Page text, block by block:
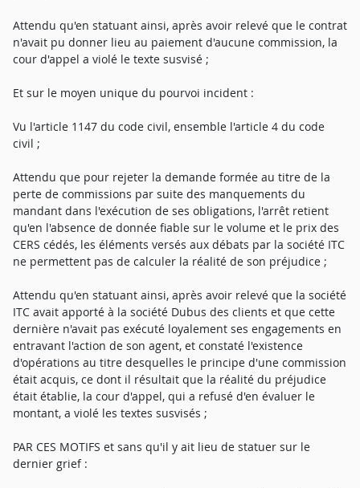
Attendu qu'en statuant ainsi, après avoir relevé que le contrat
n'avait pu donner lieu au paiement d'aucune commission, la
cour d'appel a violé le texte susvisé ;
Et sur le moyen unique du pourvoi incident :
Vu l'article 1147 du code civil, ensemble l'article 4 du code
civil ;
Attendu que pour rejeter la demande formée au titre de la
perte de commissions par suite des manquements du
mandant dans l'exécution de ses obligations, l'arrêt retient
qu'en l'absence de donnée fiable sur le volume et le prix des
CERS cédés, les éléments versés aux débats par la société ITC
ne permettent pas de calculer la réalité de son préjudice ;
Attendu qu'en statuant ainsi, après avoir relevé que la société
ITC avait apporté à la société Dubus des clients et que cette
dernière n'avait pas exécuté loyalement ses engagements en
entravant l'action de son agent, et constaté l'existence
d'opérations au titre desquelles le principe d'une commission
était acquis, ce dont il résultait que la réalité du préjudice
était établie, la cour d'appel, qui a refusé d'en évaluer le
montant, a violé les textes susvisés ;
PAR CES MOTIFS et sans qu'il y ait lieu de statuer sur le
dernier grief :